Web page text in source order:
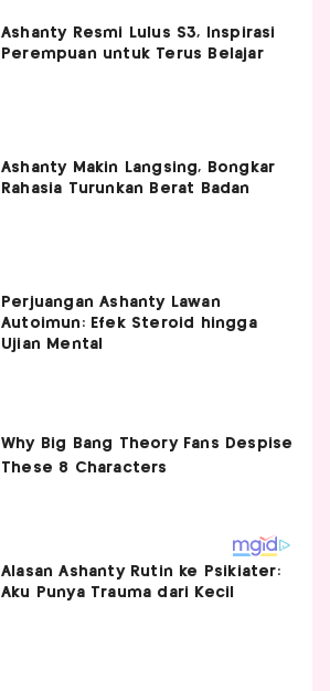
Ashanty Resmi Lulus S3, Inspirasi
Perempuan untuk Terus Belajar
Ashanty Makin Langsing, Bongkar
Rahasia Turunkan Berat Badan
Perjuangan Ashanty Lawan
Autoimun: Efek Steroid hingga
Ujian Mental
Alasan Ashanty Rutin ke Psikiater:
Aku Punya Trauma dari Kecil